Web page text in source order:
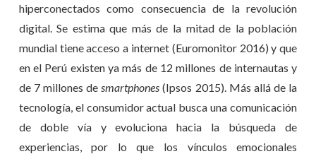
hiperconectados como consecuencia de la revolución
digital. Se estima que más de la mitad de la población
mundial tiene acceso a internet (Euromonitor 2016) y que
en el Perú existen ya más de 12 millones de internautas y
de 7 millones de smartphones (Ipsos 2015). Más allá de la
tecnología, el consumidor actual busca una comunicación
de doble vía y evoluciona hacia la búsqueda de
experiencias, por lo que los vínculos emocionales